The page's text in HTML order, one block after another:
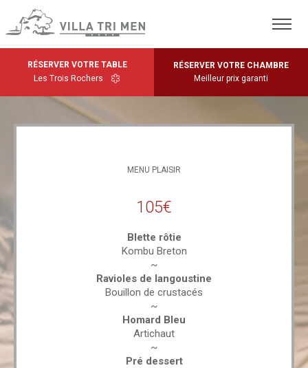
RÉSERVER VOTRE TABLE
Les Trois Rochers
RÉSERVER VOTRE CHAMBRE
Meilleur prix garanti
MENU PLAISIR
105€
Blette rôtie
Kombu Breton
~
Ravioles de langoustine
Bouillon de crustacés
~
Homard Bleu
Artichaut
~
Pré dessert